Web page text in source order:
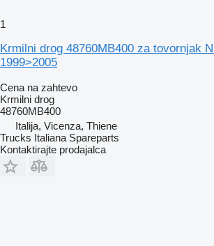
1
Krmilni drog 48760MB400 za tovornjak
1999>2005
Cena na zahtevo
Krmilni drog
48760MB400
Italija, Vicenza, Thiene
Trucks Italiana Spareparts
Kontaktirajte prodajalca